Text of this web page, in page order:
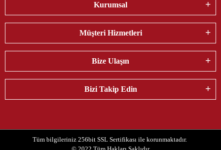
Kurumsal
Müşteri Hizmetleri
Bize Ulaşın
Bizi Takip Edin
Tüm bilgileriniz 256bit SSL Sertifikası ile korunmaktadır.